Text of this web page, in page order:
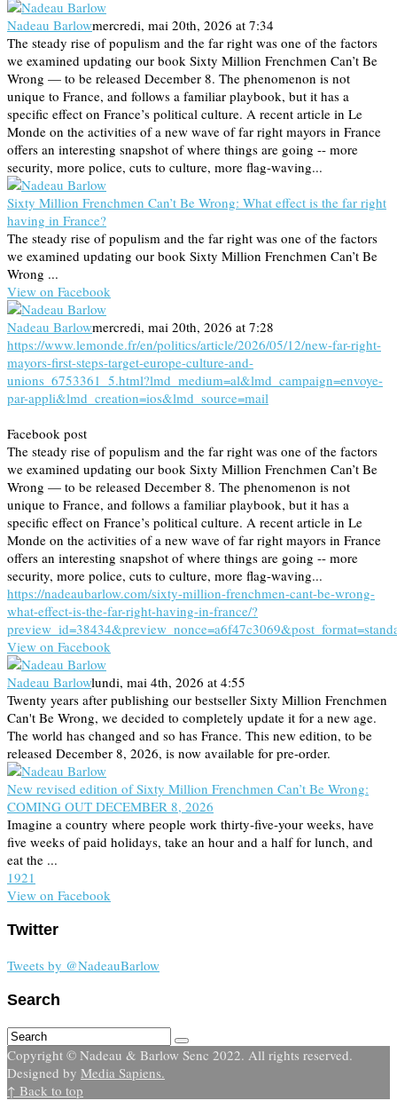
Nadeau Barlowmercredi, mai 20th, 2026 at 7:34
The steady rise of populism and the far right was one of the factors
we examined updating our book Sixty Million Frenchmen Can’t Be
Wrong — to be released December 8. The phenomenon is not
unique to France, and follows a familiar playbook, but it has a
specific effect on France’s political culture. A recent article in Le
Monde on the activities of a new wave of far right mayors in France
offers an interesting snapshot of where things are going -- more
security, more police, cuts to culture, more flag-waving...
Sixty Million Frenchmen Can’t Be Wrong: What effect is the far right
having in France?
The steady rise of populism and the far right was one of the factors
we examined updating our book Sixty Million Frenchmen Can’t Be
Wrong ...
View on Facebook
Nadeau Barlowmercredi, mai 20th, 2026 at 7:28
https://www.lemonde.fr/en/politics/article/2026/05/12/new-far-right-
mayors-first-steps-target-europe-culture-and-
unions_6753361_5.html?lmd_medium=al&lmd_campaign=envoye-
par-appli&lmd_creation=ios&lmd_source=mail
Facebook post
The steady rise of populism and the far right was one of the factors
we examined updating our book Sixty Million Frenchmen Can’t Be
Wrong — to be released December 8. The phenomenon is not
unique to France, and follows a familiar playbook, but it has a
specific effect on France’s political culture. A recent article in Le
Monde on the activities of a new wave of far right mayors in France
offers an interesting snapshot of where things are going -- more
security, more police, cuts to culture, more flag-waving...
https://nadeaubarlow.com/sixty-million-frenchmen-cant-be-wrong-
what-effect-is-the-far-right-having-in-france/?
View on Facebook
Nadeau Barlowlundi, mai 4th, 2026 at 4:55
Twenty years after publishing our bestseller Sixty Million Frenchmen
Can't Be Wrong, we decided to completely update it for a new age.
The world has changed and so has France. This new edition, to be
released December 8, 2026, is now available for pre-order.
New revised edition of Sixty Million Frenchmen Can’t Be Wrong:
COMING OUT DECEMBER 8, 2026
Imagine a country where people work thirty-five-your weeks, have
five weeks of paid holidays, take an hour and a half for lunch, and
eat the ...
1921
View on Facebook
Twitter
Tweets by @NadeauBarlow
Search
Copyright © Nadeau & Barlow Senc 2022. All rights reserved.
Designed by Media Sapiens.
↑ Back to top